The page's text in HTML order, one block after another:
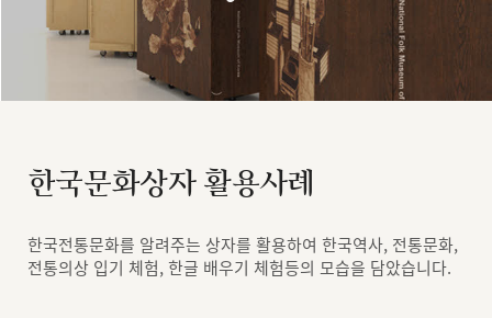
한국문화상자 활용사례
한국전통문화를 알려주는 상자를 활용하여 한국역사, 전통문화,
전통의상 입기 체험, 한글 배우기 체험등의 모습을 담았습니다.